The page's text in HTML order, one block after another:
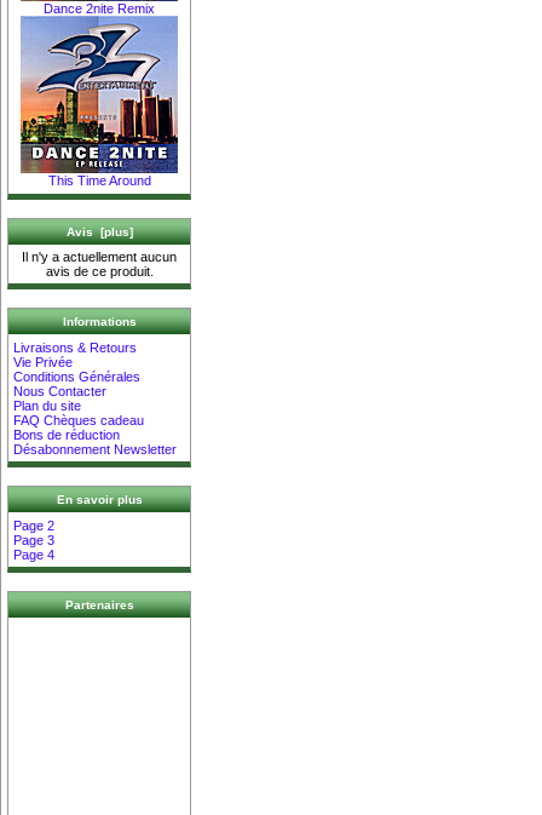
Dance 2nite Remix
This Time Around
Avis [plus]
Il n'y a actuellement aucun
avis de ce produit.
Informations
Livraisons & Retours
Vie Privée
Conditions Générales
Nous Contacter
Plan du site
FAQ Chèques cadeau
Bons de réduction
Désabonnement Newsletter
En savoir plus
Page 2
Page 3
Page 4
Partenaires